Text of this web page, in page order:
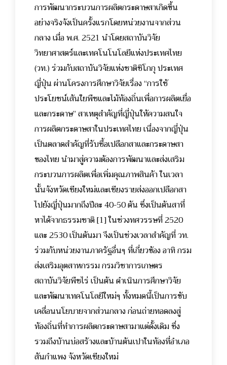
การพัฒนากระบวนการผลิตกระดาษสาเกิดขึ้น
อย่างจริงจังเป็นครั้งแรกโดยหน่วยงานจากส่วน
กลาง เมื่อ พ.ศ. 2521 นำโดยสถาบันวิจัย
วิทยาศาสตร์และเทคโนโนโลยีแห่งประเทศไทย
(วท.) ร่วมกับสถาบันวิจัยแห่งชาติชิโกกุ ประเทศ
ญี่ปุ่น ผ่านโครงการศึกษาวิจัยเรื่อง “การใช้
ประโยชน์เส้นใยพืชและไม้ท้องถิ่นเพื่อการผลิตเยื่อ
และกระดาษ” สาเหตุสำคัญที่ญี่ปุ่นให้ความสนใจ
การผลิตกระดาษสาในประเทศไทย เนื่องจากญี่ปุ่น
เป็นตลาดสำคัญที่รับซื้อเปลือกสาและกระดาษสา
ของไทย นำมาสู่ความต้องการพัฒนาและส่งเสริม
กระบวนการผลิตเพื่อเพิ่มคุณภาพสินค้า ในเวลา
นั้นจังหวัดเชียงใหม่และเชียงรายส่งออกเปลือกสา
ไปยังญี่ปุ่นมากถึงปีละ 40-50 ตัน ซึ่งเป็นต้นสาที่
หาได้จากธรรมชาติ [1]ในช่วงทศวรรษที่ 2520
และ 2530 เป็นต้นมา จึงเป็นช่วงเวลาสำคัญที่ วท.
ร่วมกับหน่วยงานภาครัฐอื่นๆ ที่เกี่ยวข้อง อาทิ กรม
ส่งเสริมอุตสาหกรรม กรมวิชาการเกษตร
สถาบันวิจัยพืชไร่ เป็นต้น ดำเนินการศึกษาวิจัย
และพัฒนาเทคโนโลยีใหม่ๆ ทั้งหมดนี้เป็นการขับ
เคลื่อนนโยบายจากส่วนกลาง ก่อนถ่ายทอดลงสู่
ท้องถิ่นที่ทำการผลิตกระดาษสามาแต่ดั้งเดิม ซึ่ง
รวมถึงบ้านบ่อสร้างและบ้านต้นเปาในท้องที่อำเภอ
สันกำแพง จังหวัดเชียงใหม่